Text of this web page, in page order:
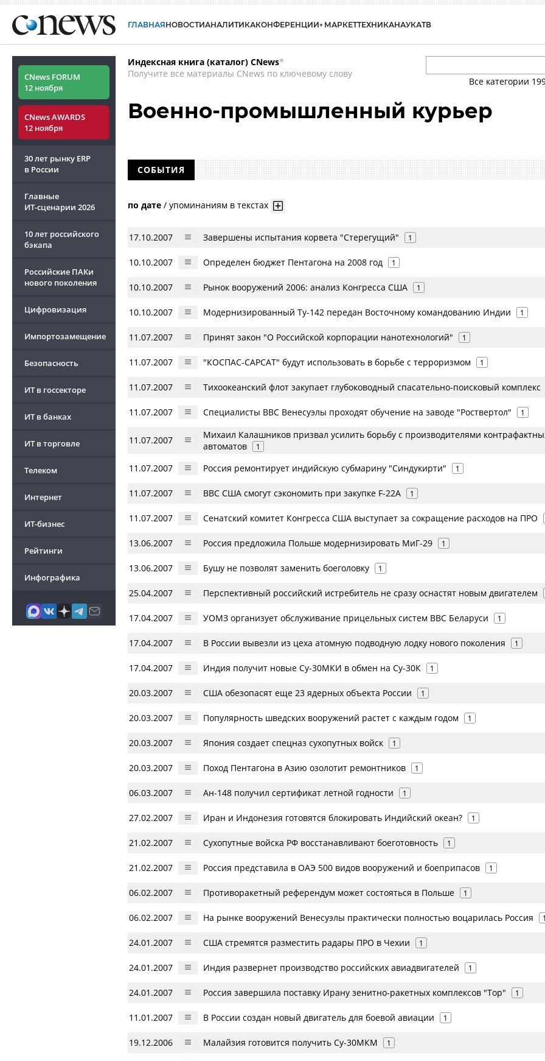
ГЛАВНАЯНОВОСТИАНАЛИТИКАКОНФЕРЕНЦИИ МАРКЕТТЕХНИКАНАУКАТВ
CNews FORUM
12 ноября
CNews AWARDS
12 ноября
30 лет рынку ERP
в России
Главные
ИТ-сценарии 2026
10 лет российского
бэкапа
Российские ПАКи
нового поколения
Цифровизация
Импортозамещение
Безопасность
ИТ в госсекторе
ИТ в банках
ИТ в торговле
Телеком
Интернет
ИТ-бизнес
Рейтинги
Инфографика
Индексная книга (каталог) CNews*
Получите все материалы CNews по ключевому слову
Все категории
Военно-промышленный курьер
СОБЫТИЯ
по дате / упоминаниям в текстах
17.10.2007 Завершены испытания корвета "Стерегущий" 1
10.10.2007 Определен бюджет Пентагона на 2008 год 1
10.10.2007 Рынок вооружений 2006: анализ Конгресса США 1
10.10.2007 Модернизированный Ту-142 передан Восточному командованию Индии 1
11.07.2007 Принят закон "О Российской корпорации нанотехнологий" 1
11.07.2007 "КОСПАС-САРСАТ" будут использовать в борьбе с терроризмом 1
11.07.2007 Тихоокеанский флот закупает глубоководный спасательно-поисковый комплекс
11.07.2007 Специалисты ВВС Венесуэлы проходят обучение на заводе "Роствертол" 1
11.07.2007
Михаил Калашников призвал усилить борьбу с производителями
автоматов
1
11.07.2007 Россия ремонтирует индийскую субмарину "Синдукирти" 1
11.07.2007 ВВС США смогут сэкономить при закупке F-22A 1
11.07.2007 Сенатский комитет Конгресса США выступает за сокращение расходов на ПРО
13.06.2007 Россия предложила Польше модернизировать МиГ-29 1
13.06.2007 Бушу не позволят заменить боеголовку 1
25.04.2007 Перспективный российский истребитель не сразу оснастят новым двигателем
17.04.2007 УОМЗ организует обслуживание прицельных систем ВВС Беларуси 1
17.04.2007 В России вывезли из цеха атомную подводную лодку нового поколения 1
17.04.2007 Индия получит новые Су-30МКИ в обмен на Су-30К 1
20.03.2007 США обезопасят еще 23 ядерных объекта России 1
20.03.2007 Популярность шведских вооружений растет с каждым годом 1
20.03.2007 Япония создает спецназ сухопутных войск 1
20.03.2007 Поход Пентагона в Азию озолотит ремонтников 1
06.03.2007 Ан-148 получил сертификат летной годности 1
27.02.2007 Иран и Индонезия готовятся блокировать Индийский океан? 1
21.02.2007 Сухопутные войска РФ восстанавливают боеготовность 1
21.02.2007 Россия представила в ОАЭ 500 видов вооружений и боеприпасов 1
06.02.2007 Противоракетный референдум может состояться в Польше 1
06.02.2007 На рынке вооружений Венесуэлы практически полностью воцарилась Россия
24.01.2007 США стремятся разместить радары ПРО в Чехии 1
24.01.2007 Индия развернет производство российских авиадвигателей 1
24.01.2007 Россия завершила поставку Ирану зенитно-ракетных комплексов "Тор" 1
11.01.2007 В России создан новый двигатель для боевой авиации 1
19.12.2006 Малайзия готовится получить Су-30МКМ 1